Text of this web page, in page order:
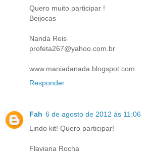
Quero muito participar !
Beijocas
Nanda Reis
profeta267@yahoo.com.br
www.maniadanada.blogspot.com
Responder
Fah 6 de agosto de 2012 às 11:06
Lindo kit! Quero participar!
Flaviana Rocha